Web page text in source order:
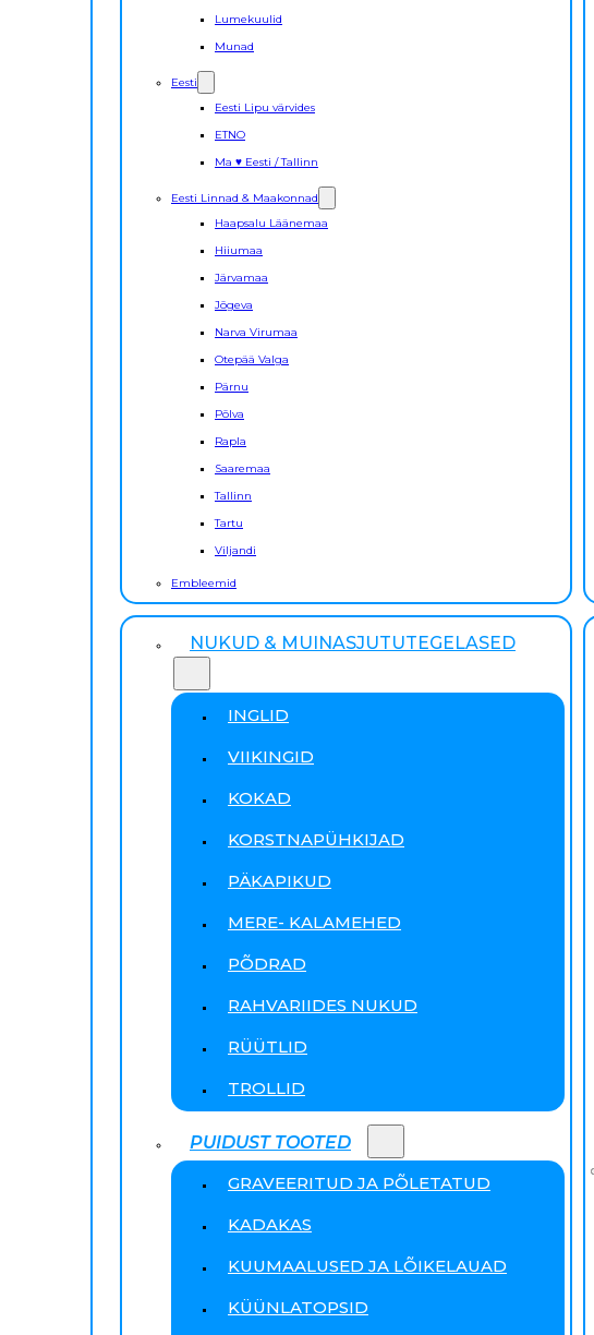
Lumekuulid
Munad
Eesti
Eesti Lipu värvides
ETNO
Ma ♥ Eesti / Tallinn
Eesti Linnad & Maakonnad
Haapsalu Läänemaa
Hiiumaa
Järvamaa
Jõgeva
Narva Virumaa
Otepää Valga
Pärnu
Põlva
Rapla
Saaremaa
Tallinn
Tartu
Viljandi
Embleemid
NUKUD & MUINASJUTUTEGELASED
INGLID
VIIKINGID
KOKAD
KORSTNAPÜHKIJAD
PÄKAPIKUD
MERE- KALAMEHED
PÕDRAD
RAHVARIIDES NUKUD
RÜÜTLID
TROLLID
PUIDUST TOOTED
GRAVEERITUD JA PÕLETATUD
KADAKAS
KUUMAALUSED JA LÕIKELAUAD
KÜÜNLATOPSID